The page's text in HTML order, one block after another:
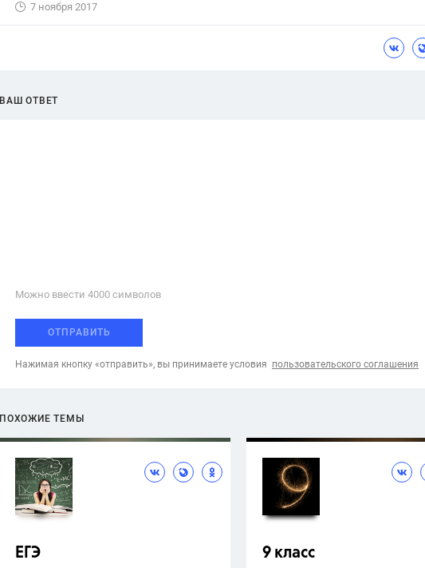
7 ноября 2017
ВАШ ОТВЕТ
Можно ввести 4000 cимволов
ОТПРАВИТЬ
Нажимая кнопку «отправить», вы принимаете условия пользовательского соглашения
ПОХОЖИЕ ТЕМЫ
ЕГЭ 9 класс